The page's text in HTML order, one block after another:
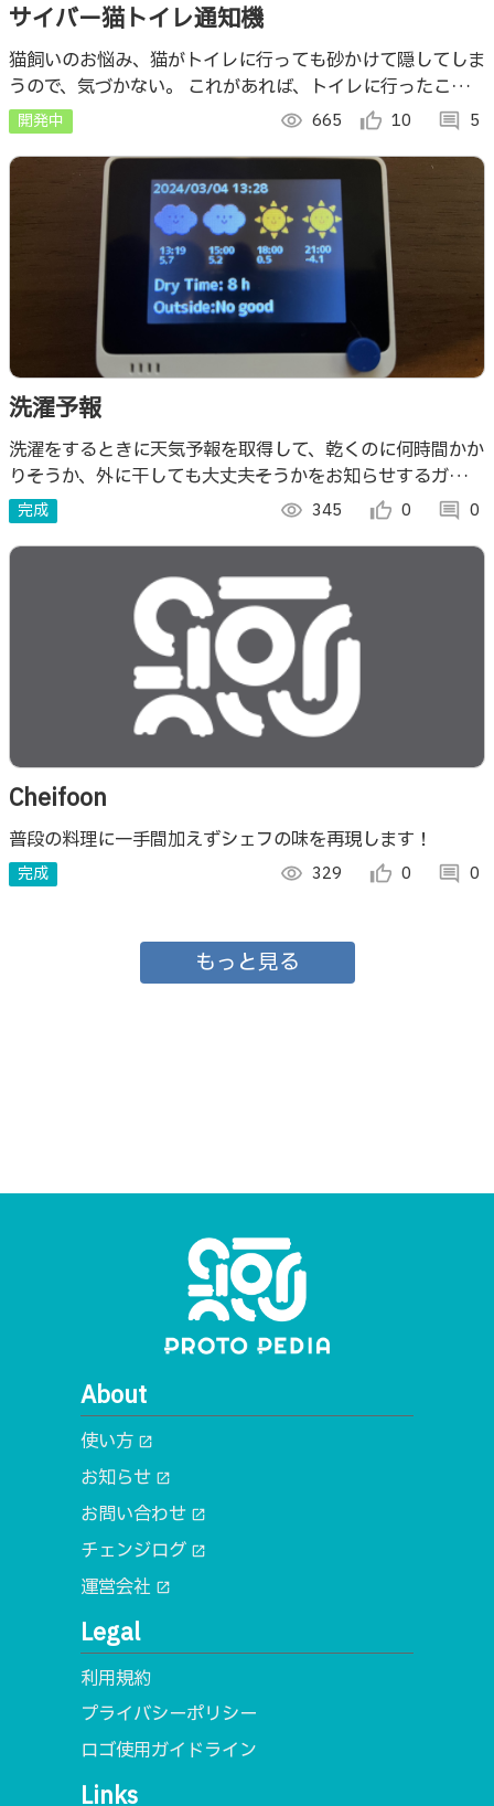
サイバー猫トイレ通知機
猫飼いのお悩み、猫がトイレに行っても砂かけて隠してしま
うので、気づかない。 これがあれば、トイレに行ったこと
を通知してくれるのでお掃除忘れることもなし 汚いままだ
と代わりに部屋にしてしまうのを防げる！
開発中 visibility 665 thumb_up_alt 10 comment 5
洗濯予報
洗濯をするときに天気予報を取得して、乾くのに何時間かか
りそうか、外に干しても大丈夫そうかをお知らせするガジェ
ットです。
完成 visibility 345 thumb_up_alt 0 comment 0
Cheifoon
普段の料理に一手間加えずシェフの味を再現します！
完成 visibility 329 thumb_up_alt 0 comment 0
もっと見る
About
使い方 open_in_new
お知らせ open_in_new
お問い合わせ open_in_new
チェンジログ open_in_new
運営会社 open_in_new
Legal
利用規約
プライバシーポリシー
ロゴ使用ガイドライン
Links